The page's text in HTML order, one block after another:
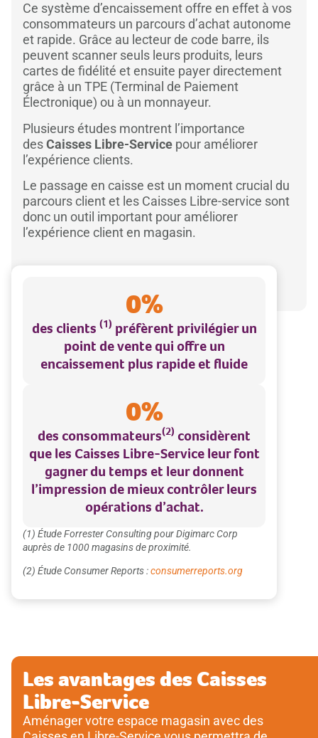
Ce système d’encaissement offre en effet à vos
consommateurs un parcours d’achat autonome
et rapide. Grâce au lecteur de code barre, ils
peuvent scanner seuls leurs produits, leurs
cartes de fidélité et ensuite payer directement
grâce à un TPE (Terminal de Paiement
Électronique) ou à un monnayeur.
Plusieurs études montrent l’importance
desCaisses Libre-Service pour améliorer
l’expérience clients.
Le passage en caisse est un moment crucial du
parcours client et les Caisses Libre-service sont
donc un outil important pour améliorer
l’expérience client en magasin.
des clients (1) préfèrent privilégier un
point de vente qui offre un
encaissement plus rapide et fluide
0%
des consommateurs(2) considèrent
que les Caisses Libre-Service leur font
gagner du temps et leur donnent
l’impression de mieux contrôler leurs
opérations d’achat.
0%
(1) Étude Forrester Consulting pour Digimarc Corp
auprès de 1000 magasins de proximité.
(2) Étude Consumer Reports :consumerreports.org
Les avantages des Caisses
Libre-Service
Aménager votre espace magasin avec des